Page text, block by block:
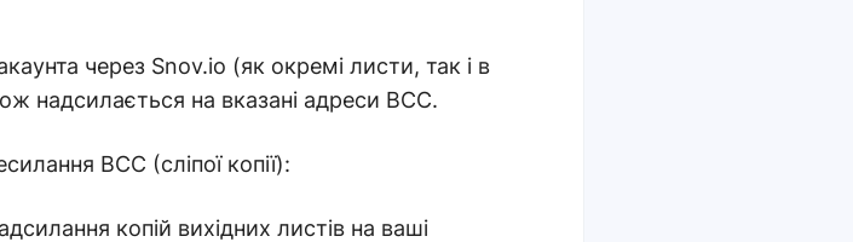
через Snov.io (як окремі листи, так і в
надсилається на вказані адреси BCC.
BCC (сліпої копії):
копій вихідних листів на ваші